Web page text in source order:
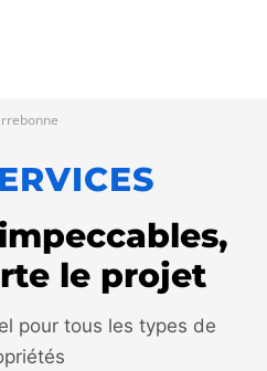
le projet
pour tous les types de